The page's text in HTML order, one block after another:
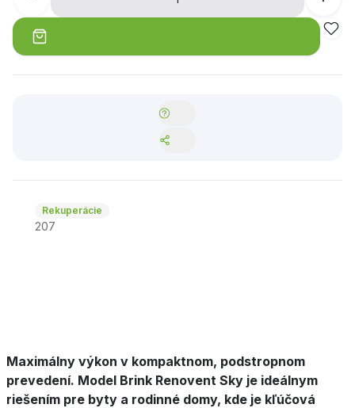
Rekuperácie
207
Maximálny výkon v kompaktnom, podstropnom
prevedení. Model Brink Renovent Sky je ideálnym
riešením pre byty a rodinné domy, kde je kľúčová